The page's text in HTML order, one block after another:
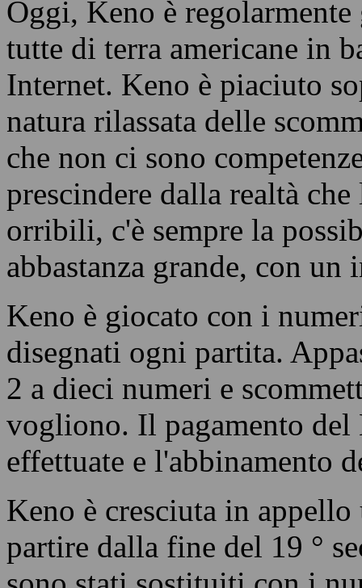
cinesi espatriati che è
l'occupazione. A quei
Oggi, Keno è
tutte di terra americane in
Internet. Keno è piaciuto
natura rilassata delle
che non ci sono
prescindere dalla realtà
orribili, c'è sempre la
abbastanza grande, con
Keno è giocato con i
disegnati ogni partita.
vogliono. Il pagamento del
effettuate e l'abbinamento